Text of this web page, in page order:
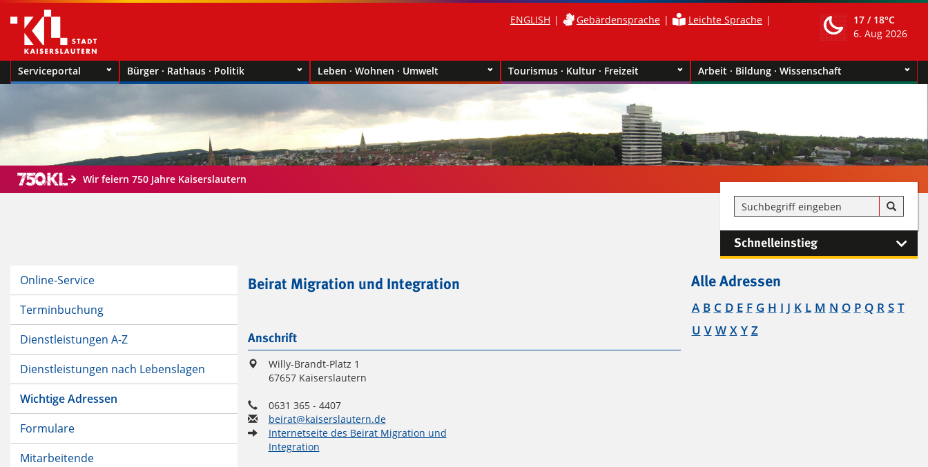
ENGLISH Gebärdensprache Leichte Sprache 17 / 18°C
6. Aug 2026
Serviceportal Bürger · Rathaus · Politik Leben · Wohnen · Umwelt Tourismus · Kultur · Freizeit Arbeit · Bildung · Wissenschaft
Wir feiern 750 Jahre Kaiserslautern
Schnelleinstieg
Online-Service
Terminbuchung
Dienstleistungen A-Z
Dienstleistungen nach Lebenslagen
Wichtige Adressen
Formulare
Mitarbeitende
Beirat Migration und Integration
Anschrift
Willy-Brandt-Platz 1
67657 Kaiserslautern
0631 365 - 4407
beirat@kaiserslautern.de
Internetseite des Beirat Migration und
Integration
Alle Adressen
A B C D E F G H I J K L M N O P Q R S T
U V W X Y Z